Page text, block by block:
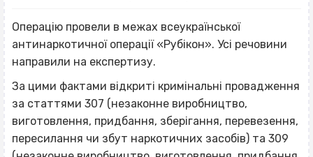
Операцію провели в межах всеукраїнської
антинаркотичної операції «Рубікон». Усі речовини
направили на експертизу.
За цими фактами відкриті кримінальні провадження
за статтями 307 (незаконне виробництво,
виготовлення, придбання, зберігання, перевезення,
пересилання чи збут наркотичних засобів) та 309